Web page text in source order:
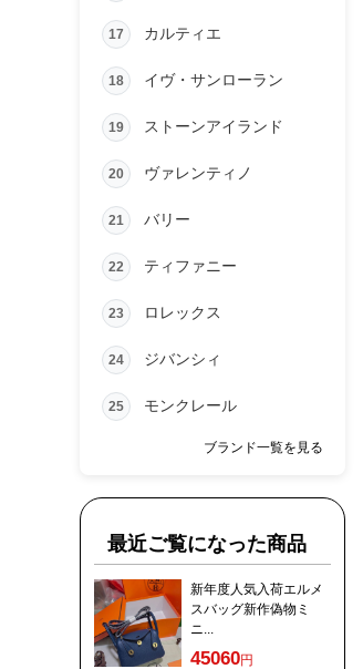
17 カルティエ
18 イヴ・サンローラン
19 ストーンアイランド
20 ヴァレンティノ
21 バリー
22 ティファニー
23 ロレックス
24 ジバンシィ
25 モンクレール
ブランド一覧を見る
最近ご覧になった商品
新年度人気入荷エルメ
スバッグ新作偽物ミ
ニ...
45060円